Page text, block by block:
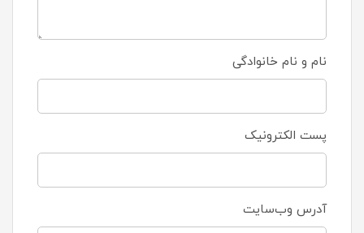
نام و نام خانوادگی
پست الکترونیک
آدرس وب‌سایت